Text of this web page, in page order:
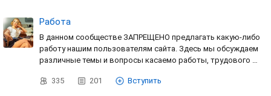
Работа
В данном сообществе ЗАПРЕЩЕНО предлагать какую-либо
работу нашим пользователям сайта. Здесь мы обсуждаем
различные темы и вопросы касаемо работы, трудового …
335 201 Вступить